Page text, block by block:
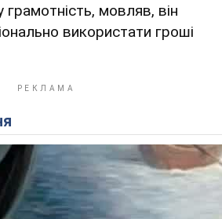
грамотність, мовляв, він
використати гроші